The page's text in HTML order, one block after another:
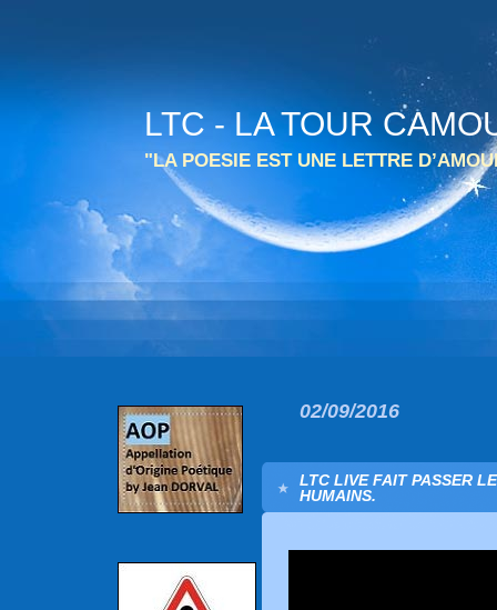
LTC - LA TOUR
"LA POESIE EST UNE LETTRE
02/09/2016
LTC LIVE FAIT PASSER
HUMAINS.